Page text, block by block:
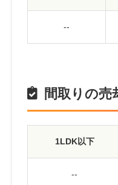
--
間取りの売
1LDK以下
--